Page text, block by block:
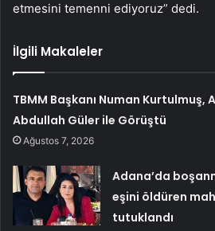
etmesini temenni ediyoruz” dedi.
İlgili Makaleler
TBMM Başkanı Numan Kurtulmuş,
Abdullah Güler ile Görüştü
Ağustos 7, 2026
Adana’da
eşini öldüren
tutuklandı